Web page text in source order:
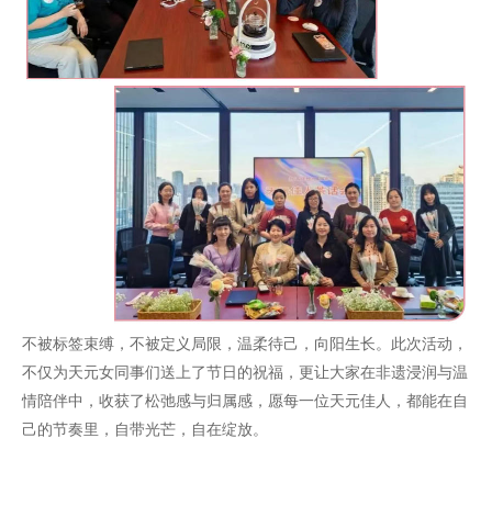
不被标签束缚，不被定义局限，温柔待己，向阳生长。此次活动，
不仅为天元女同事们送上了节日的祝福，更让大家在非遗浸润与温
情陪伴中，收获了松弛感与归属感，愿每一位天元佳人，都能在自
己的节奏里，自带光芒，自在绽放。